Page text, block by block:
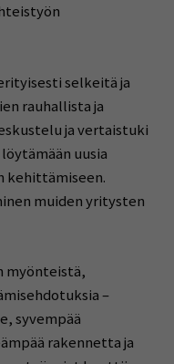
selkeitä ja
rauhallista ja
ja vertaistuki
uusia
kehittämiseen.
muiden yritysten
myönteistä,
–
syvempää
rakennetta ja